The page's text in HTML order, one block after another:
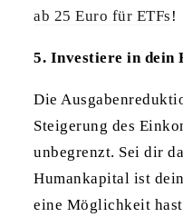
ab 25 Euro für ETFs !
5. Investiere in dein
Die
Steigerung des
unbegrenzt. Sei dir
Humankapital ist
eine Möglichkeit